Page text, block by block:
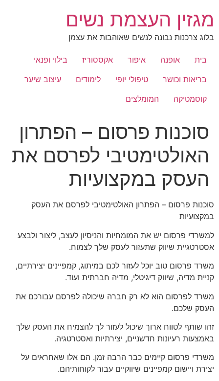
לתוכן
מגזין העצמת נשים
בלוג צרכנות נבונה לנשים שאוהבות את עצמן
בית אופנה איפור אקססוריז
בילוי ופנאי
בריאות וכושר
טיפולי יופי לימודים
עיצוב שיער
קוסמטיקה
המומלצים
סוכנות פרסום – הפתרון
האולטימטיבי לפרסם את
העסק במקצועיות
סוכנות פרסום – הפתרון האולטימטיבי לפרסם את העסק
במקצועיות
למשרדי פרסום יש את המומחיות והניסיון לעצב, ליצור ולבצע
אסטרטגיית שיווק שתעזור לעסק שלך לצמוח.
משרד פרסום טוב יוכל לעזור לכם במיתוג, קמפיינים יצירתיים,
קניית מדיה, שיווק דיגיטלי, מדיה חברתית ועוד.
משרד לפרסום הוא לא רק חברה שיכולה לפרסם עבורכם את
העסק שלכם.
זהו שותף לטווח ארוך שיכול לעזור לך להצמיח את העסק שלך
באמצעות רעיונות חדשניים, יצירתיות ואסטרטגיה.
משרדי פרסום קיימים כבר הרבה זמן. הם אלו שאחראים על
יצירת ויישום קמפיינים שיווקיים עבור לקוחותיהם.